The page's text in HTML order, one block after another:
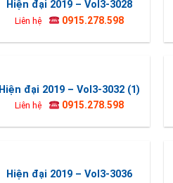
Hiện đại 2019 – Vol3-3028
Liên hệ 0915.278.598
Hiện đại 2019 – Vol3-3032 (1)
Liên hệ 0915.278.598
Hiện đại 2019 – Vol3-3036